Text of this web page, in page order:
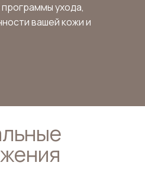
ухода,
вашей кожи и